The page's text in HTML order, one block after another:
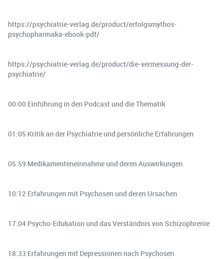
https://psychiatrie-verlag.de/product/erfolgsmythos-
psychopharmaka-ebook-pdf/
https://psychiatrie-verlag.de/product/die-vermessung-der-
psychiatrie/
00:00 Einführung in den Podcast und die Thematik
01:05 Kritik an der Psychiatrie und persönliche Erfahrungen
05:59 Medikamenteneinnahme und deren Auswirkungen
10:12 Erfahrungen mit Psychosen und deren Ursachen
17:04 Psycho-Edukation und das Verständnis von Schizophrenie
18:33 Erfahrungen mit Depressionen nach Psychosen